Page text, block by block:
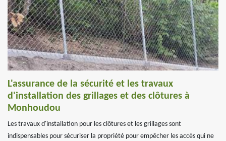
L'assurance de la sécurité et les travaux
d'installation des grillages et des clôtures à
Monhoudou
Les travaux d'installation pour les clôtures et les grillages sont
indispensables pour sécuriser la propriété pour empêcher les accès qui ne